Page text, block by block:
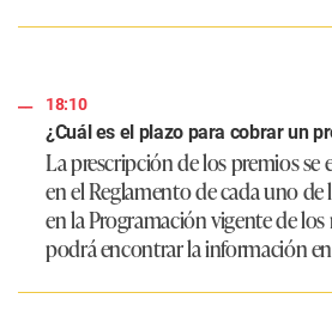
18:10
¿Cuál es el plazo para cobrar un
La prescripción de los premios se
en el Reglamento de cada uno de
en la Programación vigente de
podrá encontrar la información